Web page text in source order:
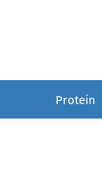
Protein